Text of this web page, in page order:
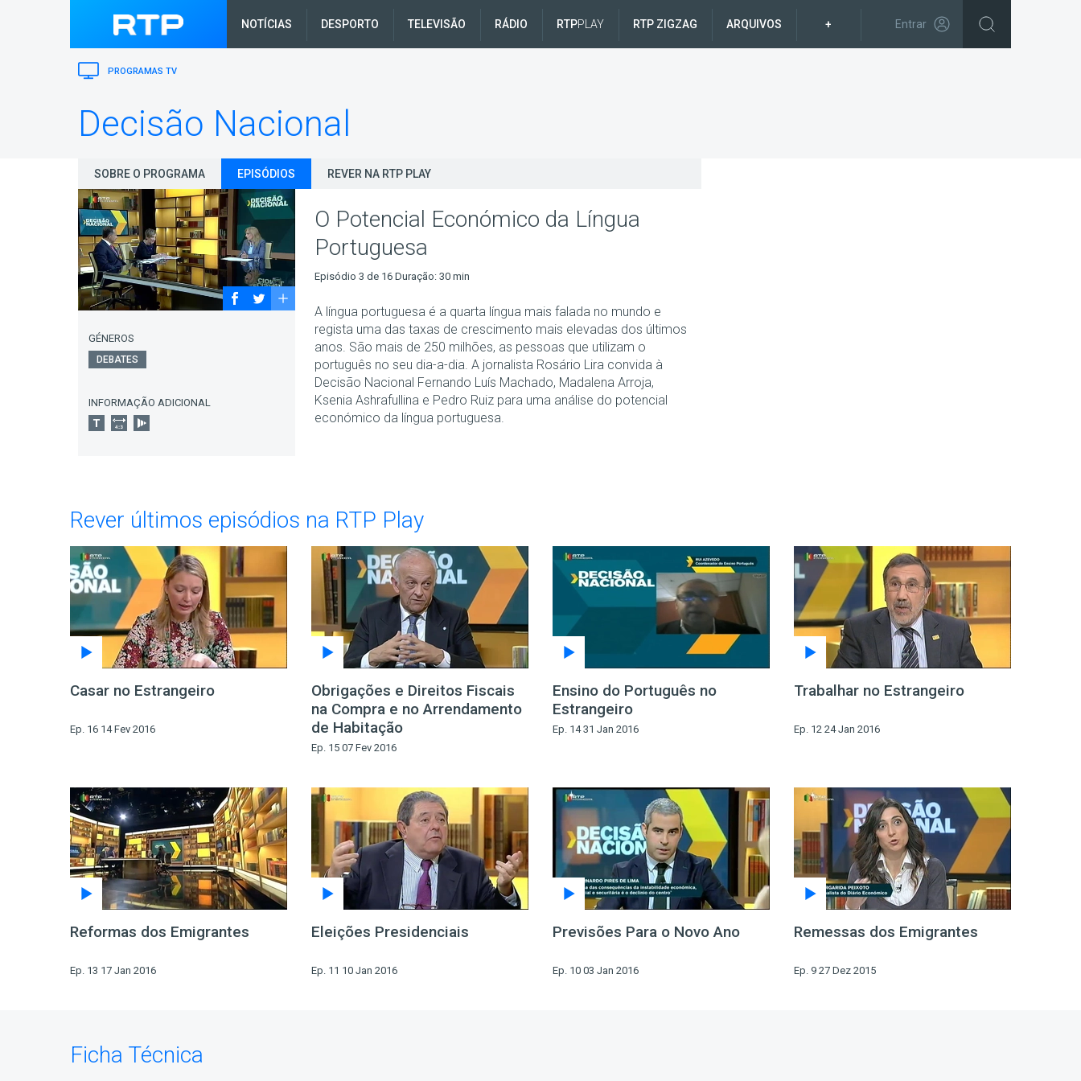
NOTÍCIAS DESPORTO TELEVISÃO RÁDIO RTPPLAY RTP ZIGZAG ARQUIVOS + Entrar
PROGRAMAS TV
Decisão Nacional
SOBRE O PROGRAMA EPISÓDIOS REVER NA RTP PLAY
GÉNEROS
DEBATES
INFORMAÇÃO ADICIONAL
O Potencial Económico da Língua
Portuguesa
Episódio 3 de 16 Duração: 30 min
A língua portuguesa é a quarta língua mais falada no mundo e
regista uma das taxas de crescimento mais elevadas dos últimos
anos. São mais de 250 milhões, as pessoas que utilizam o
português no seu dia-a-dia. A jornalista Rosário Lira convida à
Decisão Nacional Fernando Luís Machado, Madalena Arroja,
Ksenia Ashrafullina e Pedro Ruiz para uma análise do potencial
económico da língua portuguesa.
Rever últimos episódios na RTP Play
Casar no Estrangeiro
Ep. 16 14 Fev 2016
Obrigações e Direitos Fiscais
na Compra e no Arrendamento
de Habitação
Ep. 15 07 Fev 2016
Ensino do Português no
Estrangeiro
Ep. 14 31 Jan 2016
Trabalhar no Estrangeiro
Ep. 12 24 Jan 2016
Reformas dos Emigrantes
Ep. 13 17 Jan 2016
Eleições Presidenciais
Ep. 11 10 Jan 2016
Previsões Para o Novo Ano
Ep. 10 03 Jan 2016
Remessas dos Emigrantes
Ep. 9 27 Dez 2015
Ficha Técnica